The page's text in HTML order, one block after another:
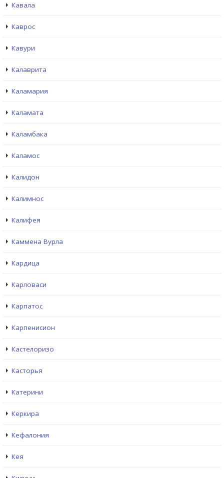
Кавала
Каврос
Кавури
Калаврита
Каламария
Каламата
Каламбака
Каламос
Калидон
Калимнос
Калифея
Каммена Вурла
Кардица
Карловаси
Карпатос
Карпенисион
Кастелоризо
Касторья
Катерини
Керкира
Кефалония
Кея